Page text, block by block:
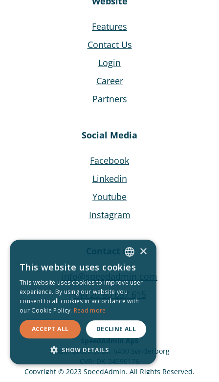
Features
Contact Us
Login
Career
Partners
Social Media
Facebook
Linkedin
Youtube
Instagram
Contact us
info@speedadmin.com
+44 20 80 687 615
SpeedAdmin ApS
Under Broen 3, DK-6400 Sønderborg
CVR: DK-34590176
Copyright © 2023 SpeedAdmin. All Rights Reserved.
ENGLISH
DANISH
GERMAN
SWEDISH
ICELANDIC
NORWEGIAN
×
This website uses cookies
This website uses cookies to improve user
experience. By using our website you
consent to all cookies in accordance with
our Cookie Policy. Read more
ACCEPT ALL DECLINE ALL
SHOW DETAILS
STRICTLY NECESSARY